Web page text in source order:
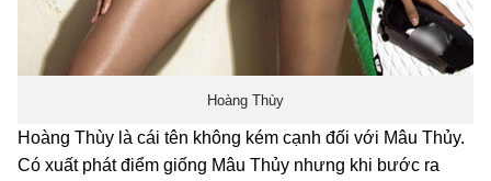
Hoàng Thùy
Hoàng Thùy là cái tên không kém cạnh đối với Mâu Thủy.
Có xuất phát điểm giống Mâu Thủy nhưng khi bước ra